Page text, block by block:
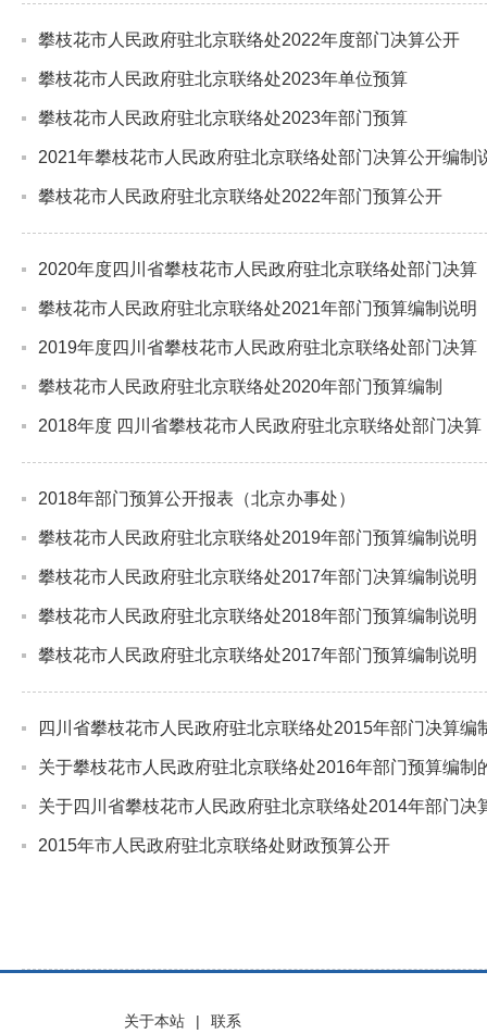
攀枝花市人民政府驻北京联络处2022年度部门决算公开
攀枝花市人民政府驻北京联络处2023年单位预算
攀枝花市人民政府驻北京联络处2023年部门预算
2021年攀枝花市人民政府驻北京联络处部门决算公开编制
攀枝花市人民政府驻北京联络处2022年部门预算公开
2020年度四川省攀枝花市人民政府驻北京联络处部门决算
攀枝花市人民政府驻北京联络处2021年部门预算编制说明
2019年度四川省攀枝花市人民政府驻北京联络处部门决算
攀枝花市人民政府驻北京联络处2020年部门预算编制
2018年度 四川省攀枝花市人民政府驻北京联络处部门决算
2018年部门预算公开报表（北京办事处）
攀枝花市人民政府驻北京联络处2019年部门预算编制说明
攀枝花市人民政府驻北京联络处2017年部门决算编制说明
攀枝花市人民政府驻北京联络处2018年部门预算编制说明
攀枝花市人民政府驻北京联络处2017年部门预算编制说明
四川省攀枝花市人民政府驻北京联络处2015年部门决算编
关于攀枝花市人民政府驻北京联络处2016年部门预算编制
关于四川省攀枝花市人民政府驻北京联络处2014年部门决
2015年市人民政府驻北京联络处财政预算公开
关于本站 |
联系